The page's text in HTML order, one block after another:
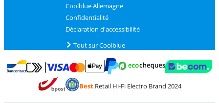
Coolblue Allemagne
Confidentialité
Déclaration d'accessibilité
Tout sur Coolblue
Payer avec Bancontact
Payer avec MasterCard et Visa via ClickToPay
BestRetail Hi-Fi Electro Brand 2024